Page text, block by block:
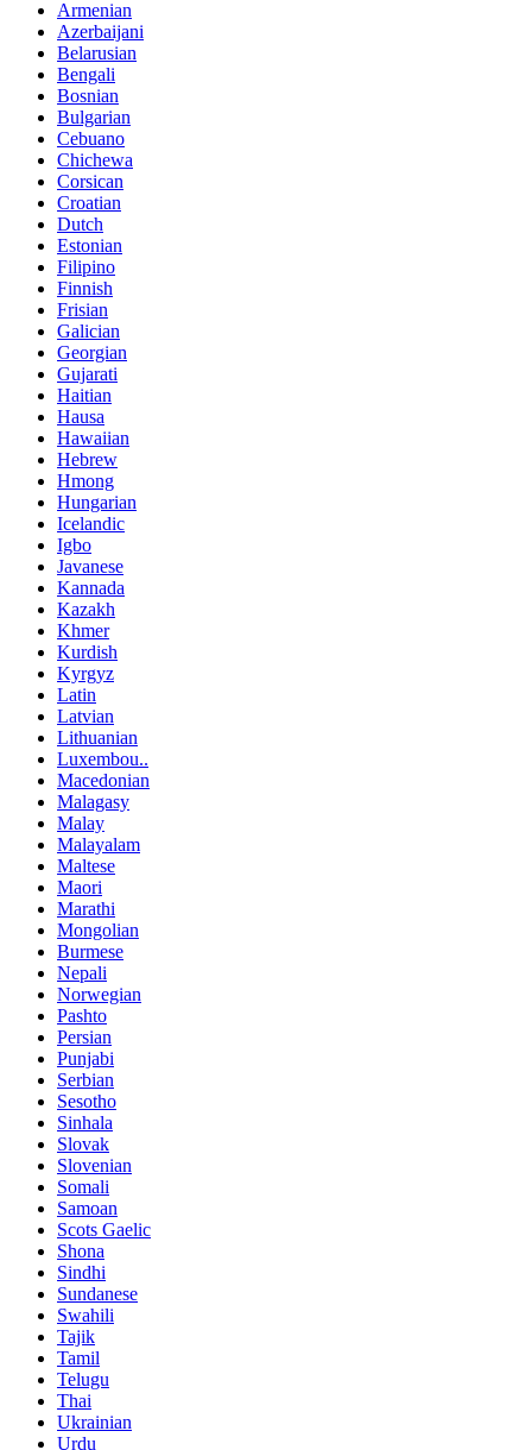
Armenian
Azerbaijani
Belarusian
Bengali
Bosnian
Bulgarian
Cebuano
Chichewa
Corsican
Croatian
Dutch
Estonian
Filipino
Finnish
Frisian
Galician
Georgian
Gujarati
Haitian
Hausa
Hawaiian
Hebrew
Hmong
Hungarian
Icelandic
Igbo
Javanese
Kannada
Kazakh
Khmer
Kurdish
Kyrgyz
Latin
Latvian
Lithuanian
Luxembou..
Macedonian
Malagasy
Malay
Malayalam
Maltese
Maori
Marathi
Mongolian
Burmese
Nepali
Norwegian
Pashto
Persian
Punjabi
Serbian
Sesotho
Sinhala
Slovak
Slovenian
Somali
Samoan
Scots Gaelic
Shona
Sindhi
Sundanese
Swahili
Tajik
Tamil
Telugu
Thai
Ukrainian
Urdu